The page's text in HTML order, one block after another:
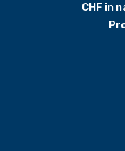
CHF in